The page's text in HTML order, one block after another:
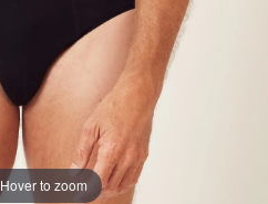
Hover to zoom